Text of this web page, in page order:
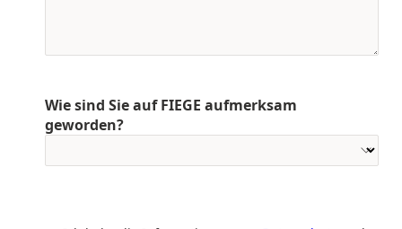
Wie sind Sie auf FIEGE aufmerksam
geworden?